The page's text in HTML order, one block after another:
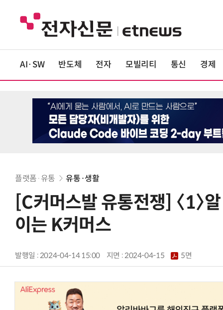
AI·SW 반도체 전자 모빌리티 통신 경제
플랫폼·유통 유통·생활
[C커머스발 유통전쟁] 〈1〉
이는 K커머스
발행일 : 2024-04-14 15:00 지면 :2024-04-15 5면